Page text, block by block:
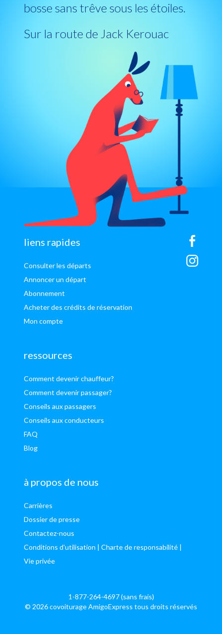
bosse sans trêve sous les étoiles.
Sur la route de Jack Kerouac
sitemap
liens rapides
Consulter les départs
Annoncer un départ
Abonnement
Acheter des crédits de réservation
Mon compte
ressources
Comment devenir chauffeur?
Comment devenir passager?
Conseils aux passagers
Conseils aux conducteurs
FAQ
Blog
à propos de nous
Carrières
Dossier de presse
Contactez-nous
Conditions d'utilisation | Charte de responsabilité |
Vie privée
1-877-264-4697 (sans frais)
© 2026 covoiturage AmigoExpress tous droits réservés